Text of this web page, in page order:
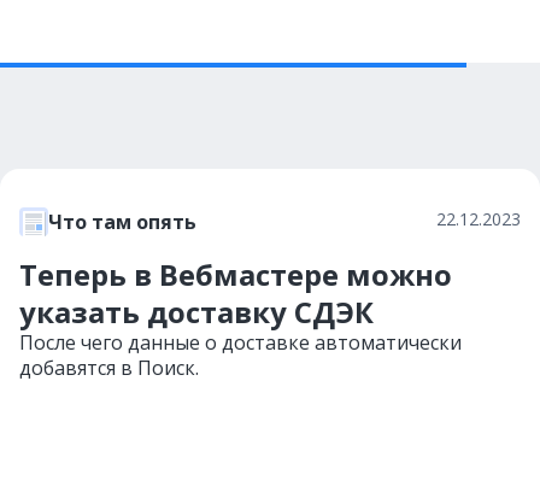
Что там опять 22.12.2023
Теперь в Вебмастере можно
указать доставку СДЭК
После чего данные о доставке автоматически
добавятся в Поиск.